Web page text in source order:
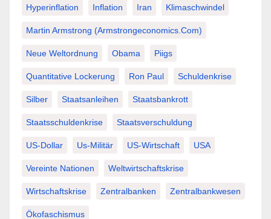
Hyperinflation Inflation Iran Klimaschwindel
Martin Armstrong (Armstrongeconomics.com)
Neue Weltordnung Obama Piigs
Quantitative Lockerung Ron Paul Schuldenkrise
Silber Staatsanleihen Staatsbankrott
Staatsschuldenkrise Staatsverschuldung
US-Dollar Us-Militär US-Wirtschaft USA
Vereinte Nationen Weltwirtschaftskrise
Wirtschaftskrise Zentralbanken Zentralbankwesen
Ökofaschismus